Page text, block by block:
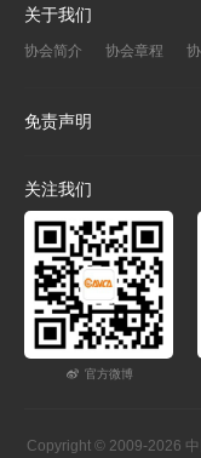
关于我们
协会简介 协会章程
免责声明
关注我们
官方微博
Copyright © 2009-2026